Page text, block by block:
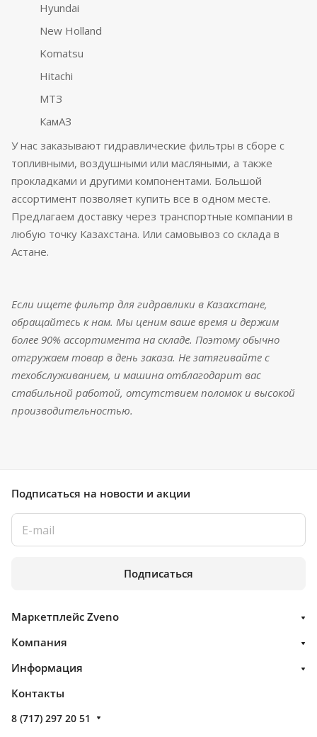
Hyundai
New Holland
Komatsu
Hitachi
МТЗ
КамАЗ
У нас заказывают гидравлические фильтры в сборе с
топливными, воздушными или масляными, а также
прокладками и другими компонентами. Большой
ассортимент позволяет купить все в одном месте.
Предлагаем доставку через транспортные компании в
любую точку Казахстана. Или самовывоз со склада в
Астане.
Если ищете фильтр для гидравлики в Казахстане,
обращайтесь к нам. Мы ценим ваше время и держим
более 90% ассортимента на складе. Поэтому обычно
отгружаем товар в день заказа. Не затягивайте с
техобслуживанием, и машина отблагодарит вас
стабильной работой, отсутствием поломок и высокой
производительностью.
Подписаться на новости и акции
Подписаться
Маркетплейс Zveno
Компания
Информация
Контакты
8 (717) 297 20 51